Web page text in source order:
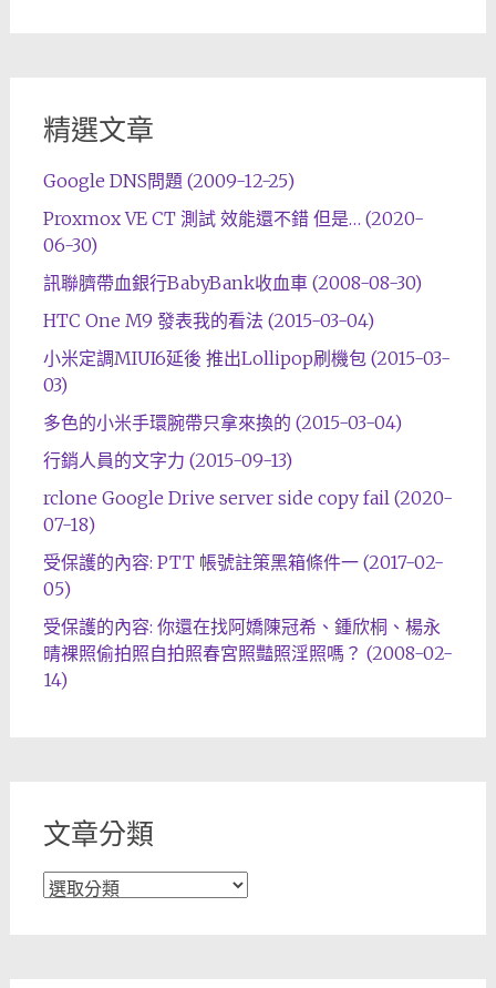
精選文章
Google DNS問題 (2009-12-25)
Proxmox VE CT 測試 效能還不錯 但是… (2020-
06-30)
訊聯臍帶血銀行BabyBank收血車 (2008-08-30)
HTC One M9 發表我的看法 (2015-03-04)
小米定調MIUI6延後 推出Lollipop刷機包 (2015-03-
03)
多色的小米手環腕帶只拿來換的 (2015-03-04)
行銷人員的文字力 (2015-09-13)
rclone Google Drive server side copy fail (2020-
07-18)
受保護的內容: PTT 帳號註策黑箱條件一 (2017-02-
05)
受保護的內容: 你還在找阿嬌陳冠希、鍾欣桐、楊永
晴裸照偷拍照自拍照春宮照豔照淫照嗎？ (2008-02-
14)
文章分類
文